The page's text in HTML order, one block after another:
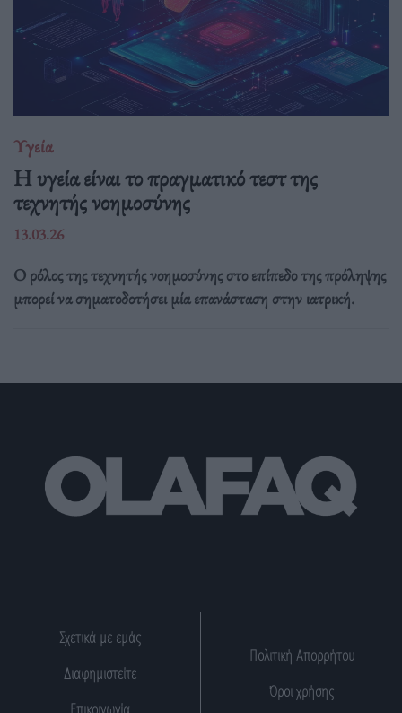
Υγεία
H υγεία είναι το πραγματικό τεστ της
τεχνητής νοημοσύνης
13.03.26
Ο ρόλος της τεχνητής νοημοσύνης στο επίπεδο της πρόληψης
μπορεί να σηματοδοτήσει μία επανάσταση στην ιατρική.
Σχετικά με εμάς
Διαφημιστείτε
Πολιτική Απορρήτου
Όροι χρήσης